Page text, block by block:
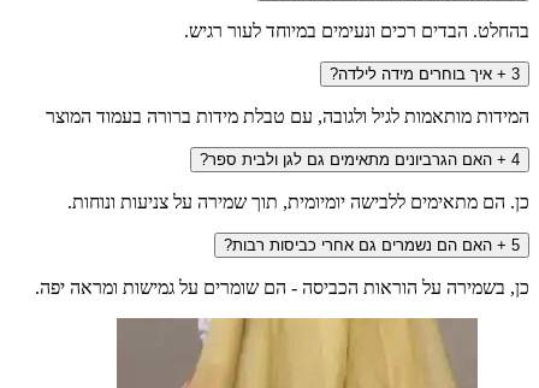
הבדים רכים ונעימים במיוחד לעור רגיש.
איך בוחרים מידה לילדה?
מותאמות לגיל ולגובה, עם טבלת מידות ברורה בעמוד המוצר
האם הגרביונים מתאימים גם לגן ולבית ספר?
מתאימים ללבישה יומיומית, תוך שמירה על צניעות ונוחות.
האם הם נשמרים גם אחרי כביסות רבות?
על הוראות הכביסה - הם שומרים על גמישות ומראה יפה.